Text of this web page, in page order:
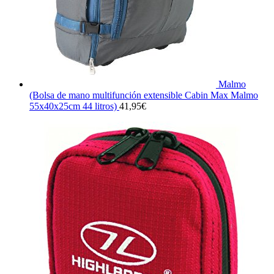
Malmo
(Bolsa de mano multifunción extensible Cabin Max Malmo
55x40x25cm 44 litros) 41,95€